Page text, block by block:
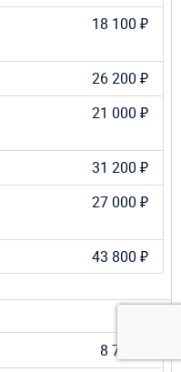
18 100 ₽
26 200 ₽
21 000 ₽
31 200 ₽
27 000 ₽
43 800 ₽
8 700 ₽